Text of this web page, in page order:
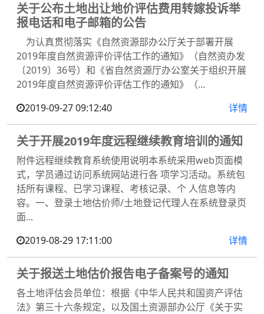
关于公布土地出让地价评估费用转嫁投诉举
报电话和电子邮箱的公告
为认真贯彻落实《自然资源部办公厅关于部署开展
2019年度自然资源评价评估工作的通知》（自然资办发
〔2019〕36号）和《省自然资源厅办公室关于组织开展
2019年度自然资源评价评估工作的通知》（...
2019-09-27 09:12:40
详情
关于开展2019年度远程继续教育培训的通知
附件远程继续教育系统使用说明本系统采用web页面模
式，学员通过访问系统网站进行各 项学习活动。系统包
括所有课程、已学习课程、考核记录、个 人信息等内
容。一、登录土地估价师/土地登记代理人在系统登录页
面...
2019-08-29 17:11:00
详情
关于报送土地估价报告电子备案号的通知
各土地评估会员单位：根据《中华人民共和国资产评估
法》第三十六条规定，以及国土资源部办公厅《关于实